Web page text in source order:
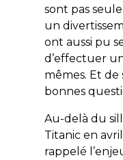
sont pas
un
ont aussi pu
d’effectuer
mêmes. Et
bonnes
Au-delà du
Titanic en
rappelé